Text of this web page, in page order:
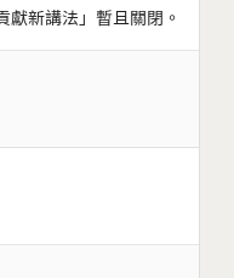
獻新講法」暫且關閉。